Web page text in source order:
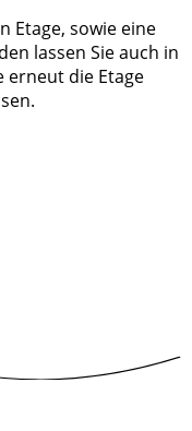
Etage, sowie eine
lassen Sie auch in
die Etage